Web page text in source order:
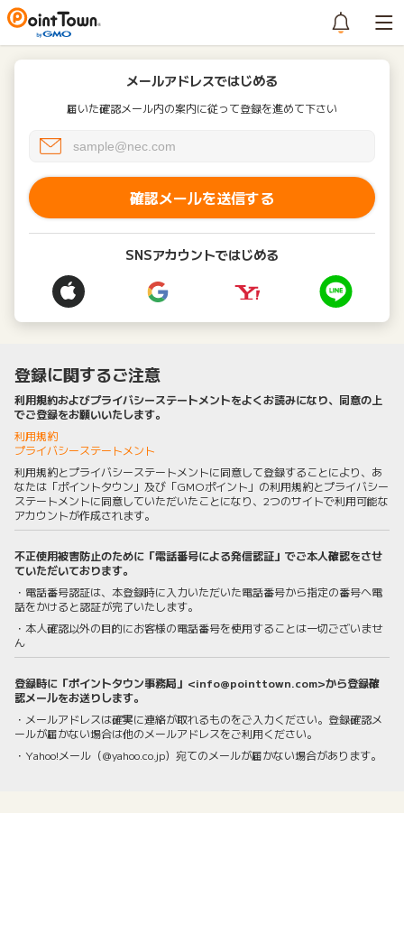
メールアドレスではじめる
届いた確認メール内の案内に従って登録を進めて下さい
確認メールを送信する
SNSアカウントではじめる
登録に関するご注意
利用規約およびプライバシーステートメントをよくお読みになり、同意の上
でご登録をお願いいたします。
利用規約
プライバシーステートメント
利用規約とプライバシーステートメントに同意して登録することにより、あ
なたは「ポイントタウン」及び「GMOポイント」の利用規約とプライバシー
ステートメントに同意していただいたことになり、2つのサイトで利用可能な
アカウントが作成されます。
不正使用被害防止のために「電話番号による発信認証」でご本人確認をさせ
ていただいております。
・電話番号認証は、本登録時に入力いただいた電話番号から指定の番号へ電
話をかけると認証が完了いたします。
・本人確認以外の目的にお客様の電話番号を使用することは一切ございませ
ん
登録時に「ポイントタウン事務局」<info@pointtown.com>から登録確
認メールをお送りします。
・メールアドレスは確実に連絡が取れるものをご入力ください。登録確認メ
ールが届かない場合は他のメールアドレスをご利用ください。
・Yahoo!メール（@yahoo.co.jp）宛てのメールが届かない場合があります。